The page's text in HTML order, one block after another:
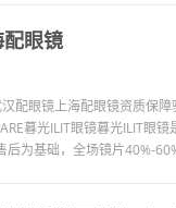
眼镜
配眼镜上海配眼镜资质保
暮光ILIT眼镜暮光ILIT眼
为基础，全场镜片40%-